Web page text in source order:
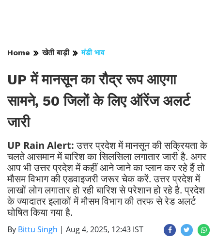
Home खेती बाड़ी मंडी भाव
UP में मानसून का रौद्र रूप आएगा
सामने, 50 जिलों के लिए ऑरेंज अलर्ट
जारी
UP Rain Alert:उत्तर प्रदेश में मानसून की सक्रियता के
चलते आसमान में बारिश का सिलसिला लगातार जारी है. अगर
आप भी उत्तर प्रदेश में कहीं आने जाने का प्लान कर रहे हैं तो
मौसम विभाग की एडवाइजरी जरूर चेक करें. उत्तर प्रदेश में
लाखों लोग लगातार हो रही बारिश से परेशान हो रहे है. प्रदेश
के ज्यादातर इलाकों में मौसम विभाग की तरफ से रेड अलर्ट
घोषित किया गया है.
By Bittu Singh | Aug 4, 2025, 12:43 IST